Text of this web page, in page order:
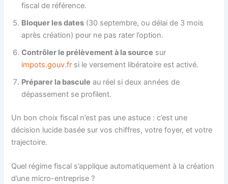
fiscal de référence.
Bloquer les dates (30 septembre, ou délai de 3 mois
après création) pour ne pas rater l’option.
Contrôler le prélèvement à la source sur
impots.gouv.fr si le versement libératoire est activé.
Préparer la bascule au réel si deux années de
dépassement se profilent.
Un bon choix fiscal n’est pas une astuce : c’est une
décision lucide basée sur vos chiffres, votre foyer, et votre
trajectoire.
Quel régime fiscal s’applique automatiquement à la création
d’une micro-entreprise ?